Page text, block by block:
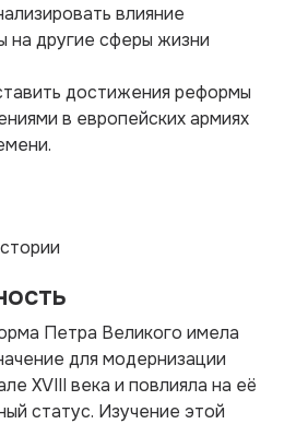
влияние
на другие сферы жизни
достижения реформы
в европейских армиях
Петра Великого имела
для модернизации
XVIII века и повлияла на её
статус. Изучение этой